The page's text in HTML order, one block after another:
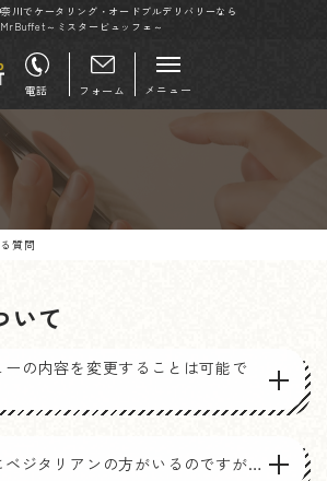
川でケータリング・オードブルデリバリーなら
MrBuffet～ミスタービュッフェ～
電話 フォーム メニュー
質問
いて
ーの内容を変更することは可能で
ベジタリアンの方がいるのですが…